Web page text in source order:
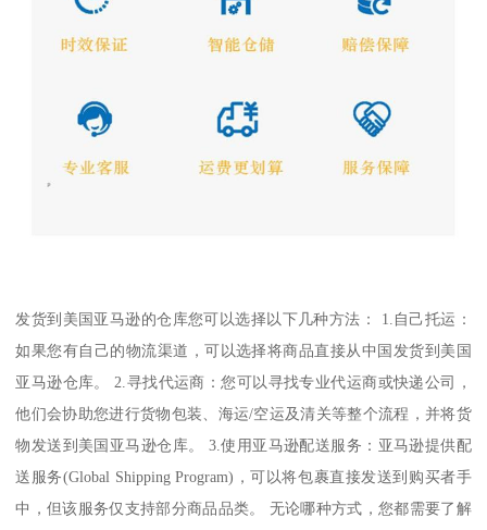
发货到美国亚马逊的仓库您可以选择以下几种方法： 1.自己托运：
如果您有自己的物流渠道，可以选择将商品直接从中国发货到美国
亚马逊仓库。 2.寻找代运商：您可以寻找专业代运商或快递公司，
他们会协助您进行货物包装、海运/空运及清关等整个流程，并将货
物发送到美国亚马逊仓库。 3.使用亚马逊配送服务：亚马逊提供配
送服务(Global Shipping Program)，可以将包裹直接发送到购买者手
中，但该服务仅支持部分商品品类。 无论哪种方式，您都需要了解